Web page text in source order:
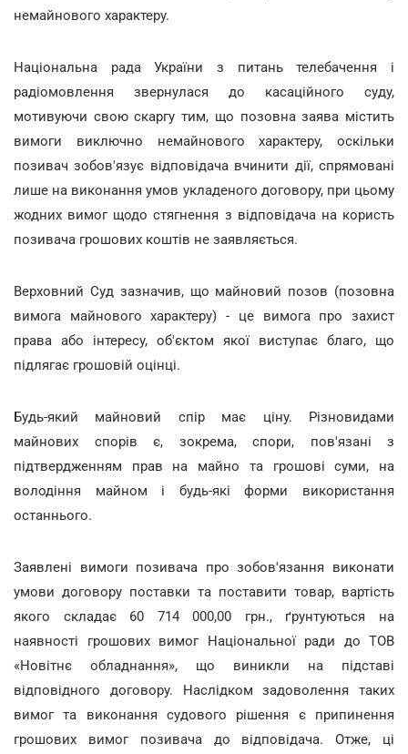
немайнового характеру.
Національна рада України з питань телебачення і
радіомовлення звернулася до касаційного суду,
мотивуючи свою скаргу тим, що позовна заява містить
вимоги виключно немайнового характеру, оскільки
позивач зобов'язує відповідача вчинити дії, спрямовані
лише на виконання умов укладеного договору, при цьому
жодних вимог щодо стягнення з відповідача на користь
позивача грошових коштів не заявляється.
Верховний Суд зазначив, що майновий позов (позовна
вимога майнового характеру) - це вимога про захист
права або інтересу, об'єктом якої виступає благо, що
підлягає грошовій оцінці.
Будь-який майновий спір має ціну. Різновидами
майнових спорів є, зокрема, спори, пов'язані з
підтвердженням прав на майно та грошові суми, на
володіння майном і будь-які форми використання
останнього.
Заявлені вимоги позивача про зобов'язання виконати
умови договору поставки та поставити товар, вартість
якого складає 60 714 000,00 грн., ґрунтуються на
наявності грошових вимог Національної ради до ТОВ
«Новітнє обладнання», що виникли на підставі
відповідного договору. Наслідком задоволення таких
вимог та виконання судового рішення є припинення
грошових вимог позивача до відповідача. Отже, ці